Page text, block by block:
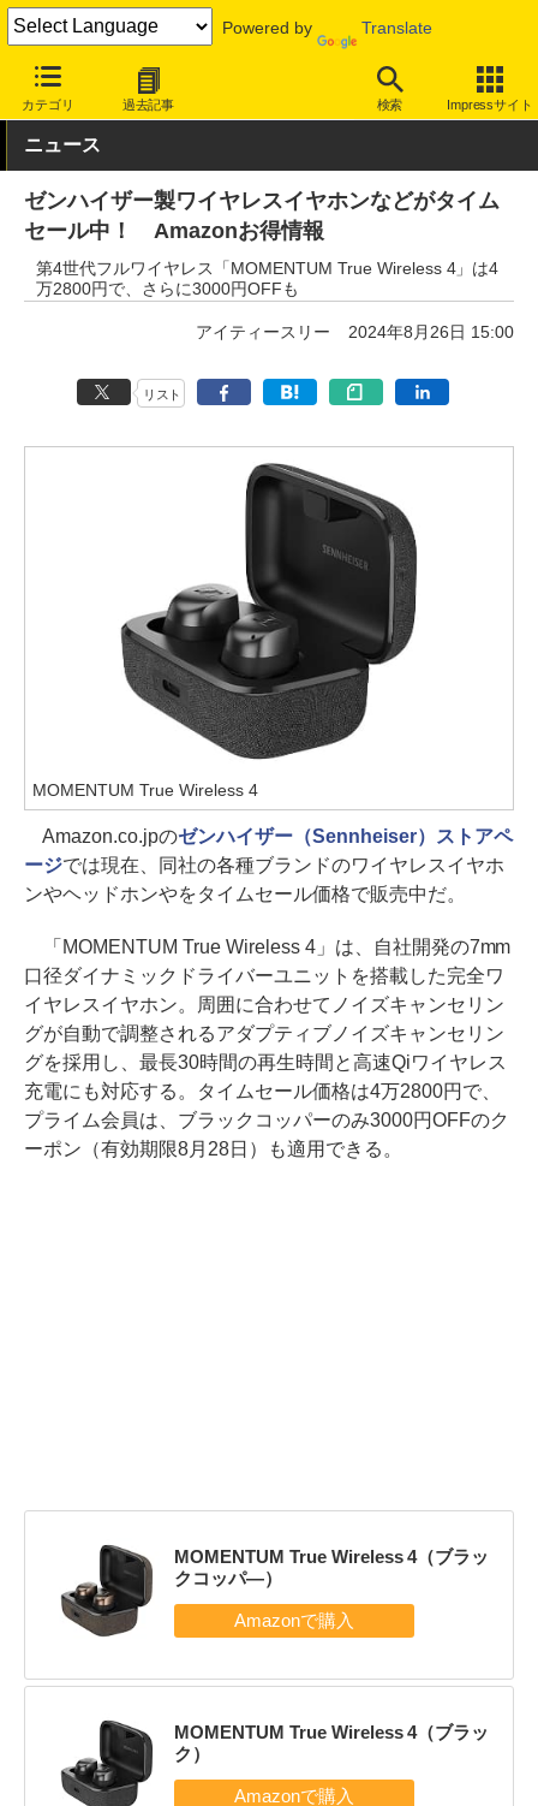
Powered by Translate
カテゴリ 過去記事 検索 Impressサイト
INTERNET Watch セール情報
ニュース
ゼンハイザー製ワイヤレスイヤホンなどがタイム
セール中！ Amazonお得情報
第4世代フルワイヤレス「MOMENTUM True Wireless 4」は4
万2800円で、さらに3000円OFFも
アイティースリー 2024年8月26日 15:00
リスト
MOMENTUM True Wireless 4
Amazon.co.jpのゼンハイザー（Sennheiser）ストアペ
ージでは現在、同社の各種ブランドのワイヤレスイヤホ
ンやヘッドホンやをタイムセール価格で販売中だ。
「MOMENTUM True Wireless 4」は、自社開発の7mm
口径ダイナミックドライバーユニットを搭載した完全ワ
イヤレスイヤホン。周囲に合わせてノイズキャンセリン
グが自動で調整されるアダプティブノイズキャンセリン
グを採用し、最長30時間の再生時間と高速Qiワイヤレス
充電にも対応する。タイムセール価格は4万2800円で、
プライム会員は、ブラックコッパーのみ3000円OFFのク
ーポン（有効期限8月28日）も適用できる。
MOMENTUM True Wireless 4（ブラッ
クコッパ—）
MOMENTUM True Wireless 4（ブラッ
ク）